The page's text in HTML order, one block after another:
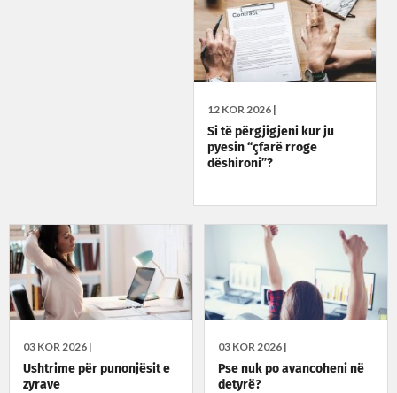
12 KOR 2026 |
Si të përgjigjeni kur ju
pyesin “çfarë rroge
dëshironi”?
03 KOR 2026 |
Pse nuk po avancoheni në
detyrë?
03 KOR 2026 |
Ushtrime për punonjësit e
zyrave